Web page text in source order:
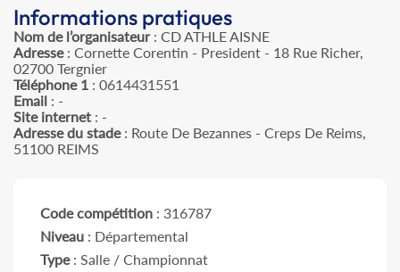
Informations pratiques
Nom de l’organisateur: CD ATHLE AISNE
Adresse: Cornette Corentin - President - 18 Rue Richer,
02700 Tergnier
Téléphone 1 : 0614431551
Email : -
Site internet : -
Adresse du stade: Route De Bezannes - Creps De Reims,
51100 REIMS
Code compétition : 316787
Niveau : Départemental
Type: Salle / Championnat